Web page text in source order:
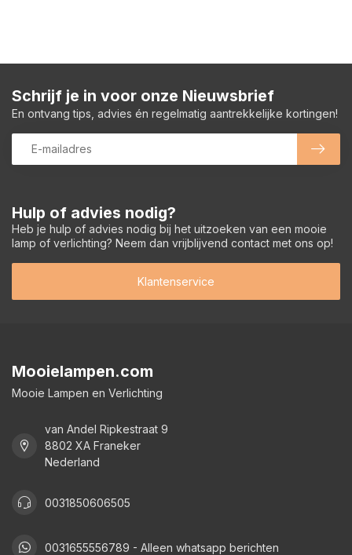
Hulp of advies nodig?
Heb je hulp of advies nodig bij het uitzoeken van een mooie
lamp of verlichting? Neem dan vrijblijvend contact met ons op!
Klantenservice
Schrijf je in voor onze Nieuwsbrief
En ontvang tips, advies én regelmatig aantrekkelijke kortingen!
Mooielampen.com
Mooie Lampen en Verlichting
van Andel Ripkestraat 9
8802 XA Franeker
Nederland
0031850606505
0031655556789 - Alleen whatsapp berichten